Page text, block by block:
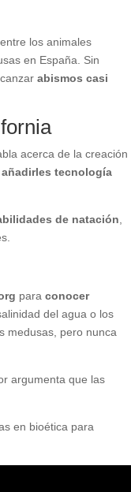
los animales
en España. Sin
abismos casi
acerca de la creación
añadirles tecnología
de natación
paraconocer
del agua o los
medusas, pero nunca
argumenta que las
en bioética para